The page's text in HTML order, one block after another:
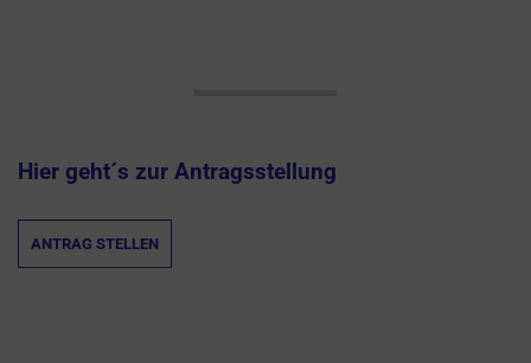
Hier geht´s zur Antragsstellung
ANTRAG STELLEN